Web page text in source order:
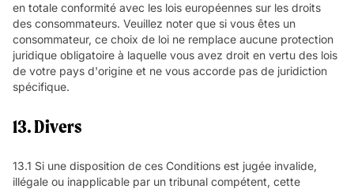
en totale conformité avec les lois européennes sur les droits
des consommateurs. Veuillez noter que si vous êtes un
consommateur, ce choix de loi ne remplace aucune protection
juridique obligatoire à laquelle vous avez droit en vertu des lois
de votre pays d'origine et ne vous accorde pas de juridiction
spécifique.
13. Divers
13.1 Si une disposition de ces Conditions est jugée invalide,
illégale ou inapplicable par un tribunal compétent, cette